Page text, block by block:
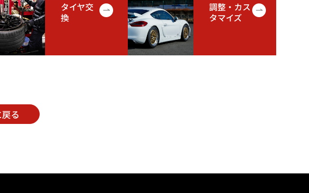
タイヤ交
換
調整・カス
タマイズ
る